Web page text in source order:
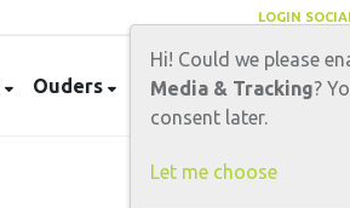
LOGIN
Ouders Contact
Hi! Could we please
Media & Tracking?
consent later.
Let me choose